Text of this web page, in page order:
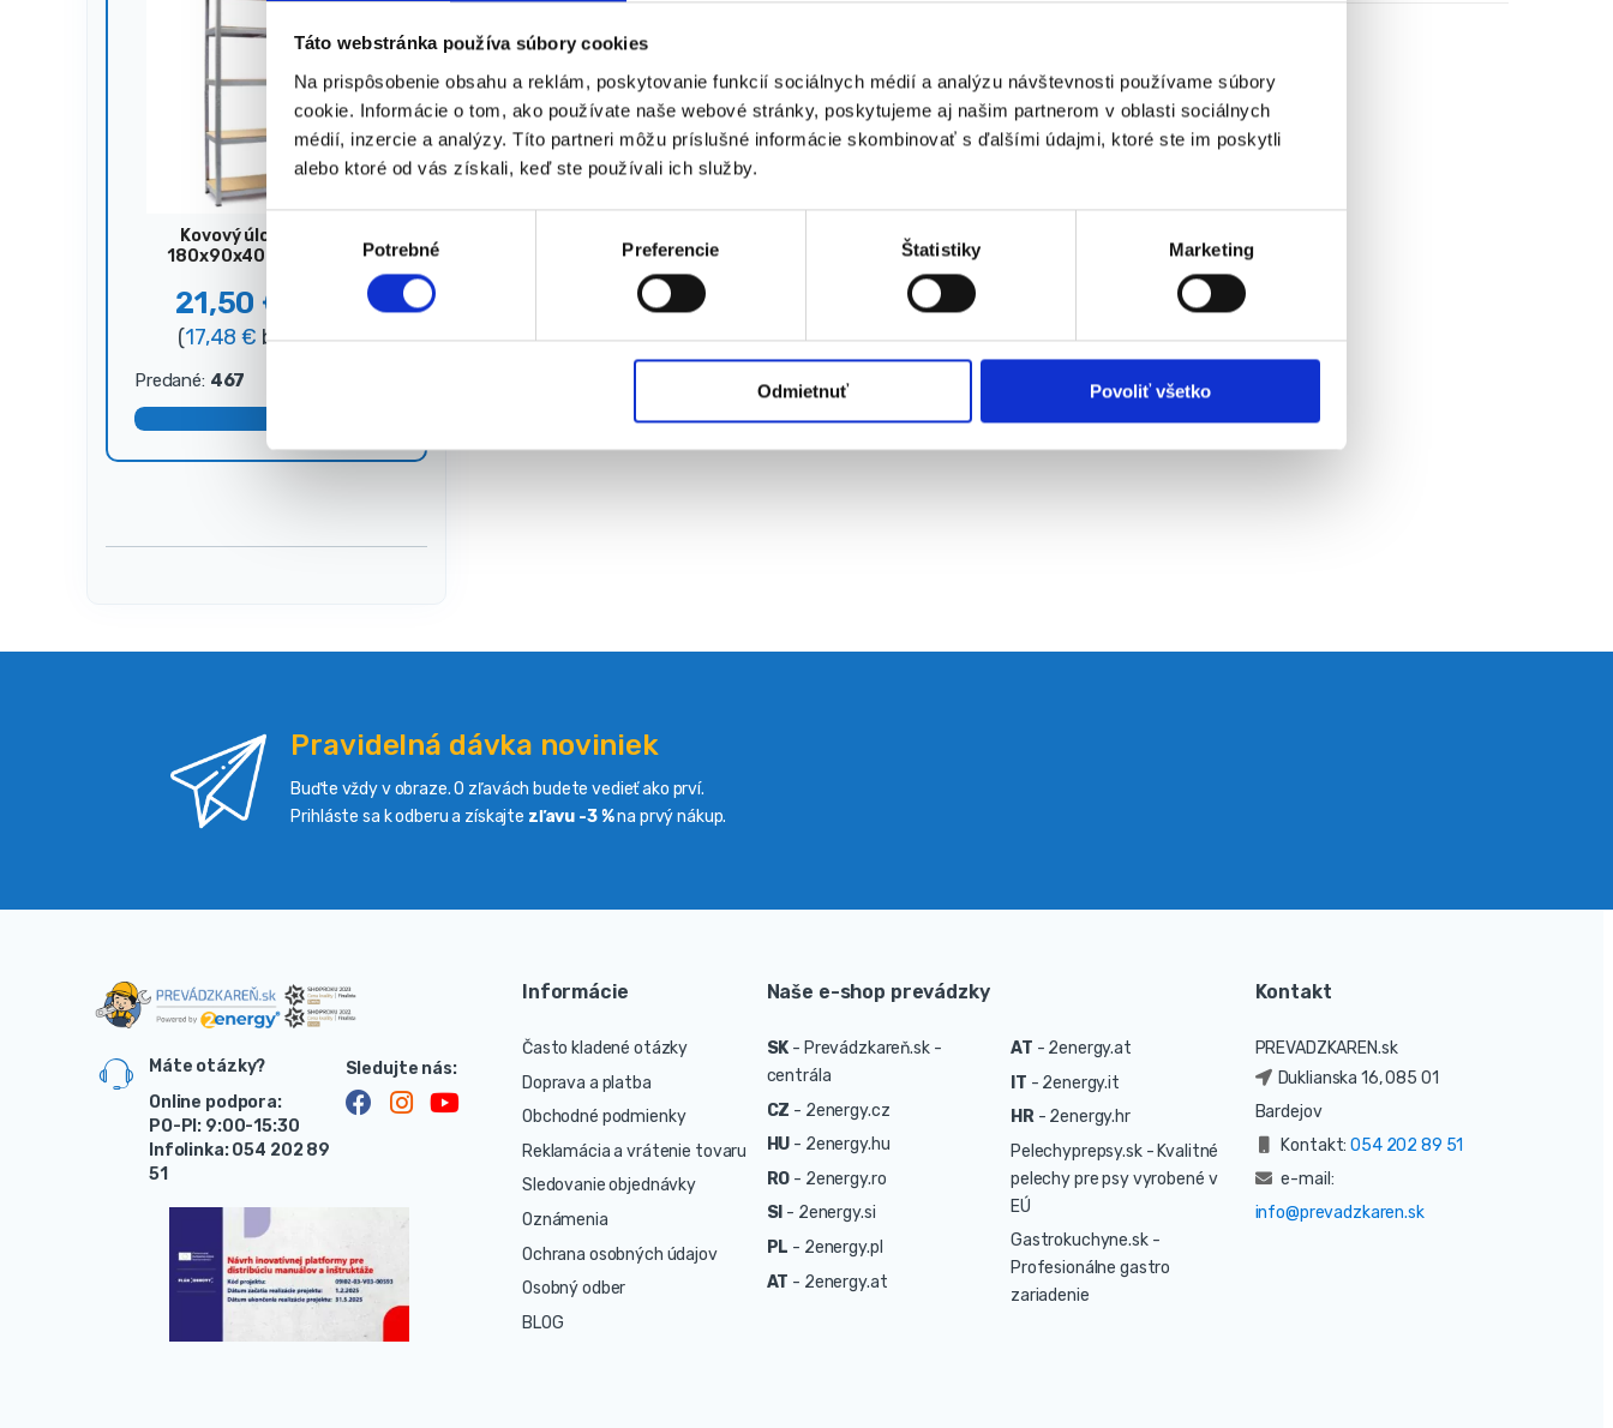
Táto webstránka používa súbory cookies
Na prispôsobenie obsahu a reklám, poskytovanie funkcií sociálnych médií a analýzu návštevnosti používame súbory
cookie. Informácie o tom, ako používate naše webové stránky, poskytujeme aj našim partnerom v oblasti sociálnych
médií, inzercie a analýzy. Títo partneri môžu príslušné informácie skombinovať s ďalšími údajmi, ktoré ste im poskytli
alebo ktoré od vás získali, keď ste používali ich služby.
e
r
l
Potrebné Preferencie Štatistiky Marketing
Odmietnuť Povoliť všetko
Zobrazený jediný výsledok
Kovový úložný regál,
180x90x40 cm, 875 kg,
21,50 €
(17,48€ bez DPH)
Predané: 467
Pravidelná dávka noviniek
Buďte vždy v obraze. O zľavách budete vedieť ako prví.
Prihláste sa k odberu a získajte zľavu -3 %na prvý nákup.
Máte otázky?
Online podpora:
PO-PI: 9:00-15:30
Infolinka: 054 202 89
51
Informácie
Často kladené otázky
Doprava a platba
Obchodné podmienky
Reklamácia a vrátenie tovaru
Sledovanie objednávky
Oznámenia
Ochrana osobných údajov
Osobný odber
BLOG
Naše e-shop prevádzky
SK - Prevádzkareň.sk -
centrála
CZ - 2energy.cz
HU - 2energy.hu
RO - 2energy.ro
SI - 2energy.si
PL - 2energy.pl
AT - 2energy.at
AT - 2energy.at
IT - 2energy.it
HR- 2energy.hr
Pelechyprepsy.sk - Kvalitné
pelechy pre psy vyrobené v
EÚ
Gastrokuchyne.sk -
Profesionálne gastro
zariadenie
Kontakt
PREVADZKAREN.sk
Duklianska 16, 085 01
Bardejov
Kontakt:054 202 89 51
e-mail:
info@prevadzkaren.sk